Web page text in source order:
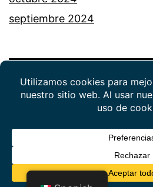
septiembre 2024
política de privacidad
WordPress